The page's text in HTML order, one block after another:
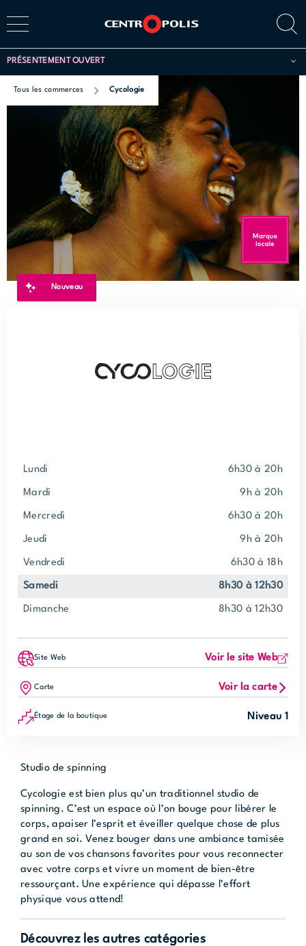
PRÉSENTEMENT OUVERT
Tous les commerces Cycologie
Nouveau
lundi 6h30 à 20h
mardi 9h à 20h
mercredi 6h30 à 20h
jeudi 9h à 20h
vendredi 6h30 à 18h
samedi 8h30 à 12h30
dimanche 8h30 à 12h30
Site Web Voir le site Web
Carte Voir la carte
Étage de la boutique Niveau 1
Studio de spinning
Cycologie est bien plus qu’un traditionnel studio de
spinning. C’est un espace où l’on bouge pour libérer le
corps, apaiser l’esprit et éveiller quelque chose de plus
grand en soi. Venez bouger dans une ambiance tamisée
au son de vos chansons favorites pour vous reconnecter
avec votre corps et vivre un moment de bien-être
ressourçant. Une expérience qui dépasse l’effort
physique vous attend!
Découvrez les autres catégories